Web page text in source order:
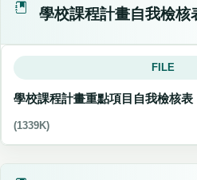
學校課程計畫自我檢核
FILE
學校課程計畫重點項目自我檢核表
(1339K)